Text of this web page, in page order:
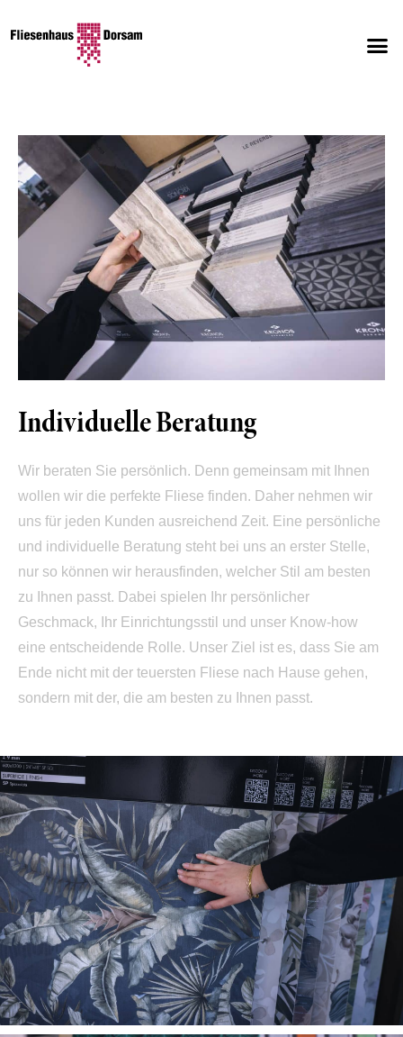
Individuelle Beratung
Wir beraten Sie persönlich. Denn gemeinsam mit Ihnen
wollen wir die perfekte Fliese finden. Daher nehmen wir
uns für jeden Kunden ausreichend Zeit. Eine persönliche
und individuelle Beratung steht bei uns an erster Stelle,
nur so können wir herausfinden, welcher Stil am besten
zu Ihnen passt. Dabei spielen Ihr persönlicher
Geschmack, Ihr Einrichtungsstil und unser Know-how
eine entscheidende Rolle. Unser Ziel ist es, dass Sie am
Ende nicht mit der teuersten Fliese nach Hause gehen,
sondern mit der, die am besten zu Ihnen passt.